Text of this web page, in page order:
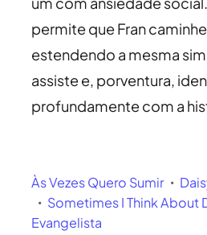
permite que Fran
estendendo a mesma
assiste e, porventura,
profundamente com a
Às Vezes Quero Sumir
Sometimes I Think About
Evangelista